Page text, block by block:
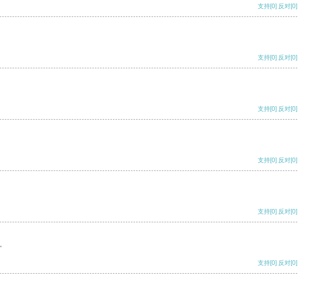
支持[0] 反对[0]
支持[0] 反对[0]
支持[0] 反对[0]
支持[0] 反对[0]
支持[0] 反对[0]
支持[0] 反对[0]